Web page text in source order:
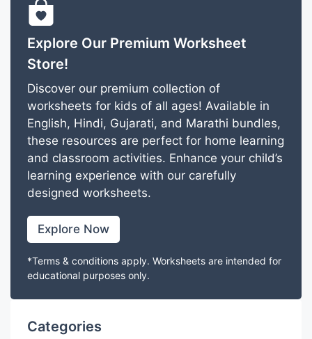
Explore Our Premium Worksheet
Store!
Discover our premium collection of
worksheets for kids of all ages! Available in
English, Hindi, Gujarati, and Marathi bundles,
these resources are perfect for home learning
and classroom activities. Enhance your child’s
learning experience with our carefully
designed worksheets.
Explore Now
*Terms & conditions apply. Worksheets are intended for
educational purposes only.
Categories